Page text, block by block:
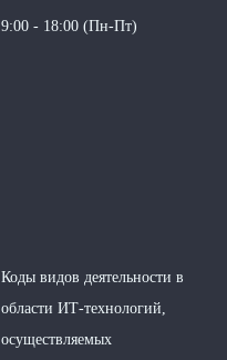
9:00 - 18:00 (Пн-Пт)
Коды видов деятельности в
области ИТ-технологий,
осуществляемых